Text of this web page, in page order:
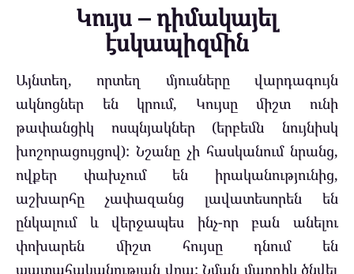
Կույս – դիմակայել
էսկապիզմին
Այնտեղ, որտեղ մյուսները վարդագույն
ակնոցներ են կրում, Կույսը միշտ ունի
թափանցիկ ոսպնյակներ (երբեմն նույնիսկ
խոշորացույցով): Նշանը չի հասկանում նրանց,
ովքեր փախչում են իրականությունից,
աշխարհը չափազանց լավատեսորեն են
ընկալում և վերջապես ինչ-որ բան անելու
փոխարեն միշտ հույսը դնում են
պատահականության վրա: Նման մարդիկ ծնվել